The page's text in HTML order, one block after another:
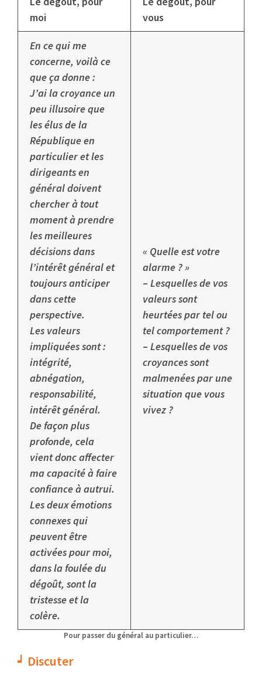
moi
vous
En ce qui me
concerne, voilà ce
que ça donne :
J’ai la croyance un
peu illusoire que
les élus de la
République en
particulier et les
dirigeants en
général doivent
chercher à tout
moment à prendre
les meilleures
décisions dans
l’intérêt général et
toujours anticiper
dans cette
perspective.
Les valeurs
impliquées sont :
intégrité,
abnégation,
responsabilité,
intérêt général.
De façon plus
profonde, cela
vient donc affecter
ma capacité à faire
confiance à autrui.
Les deux émotions
connexes qui
peuvent être
activées pour moi,
dans la foulée du
dégoût, sont la
tristesse et la
colère.
« Quelle est votre
alarme ? »
– Lesquelles de vos
valeurs sont
heurtées par tel ou
tel comportement ?
– Lesquelles de vos
croyances sont
malmenées par une
situation que vous
vivez ?
Pour passer du général au particulier…
Discuter